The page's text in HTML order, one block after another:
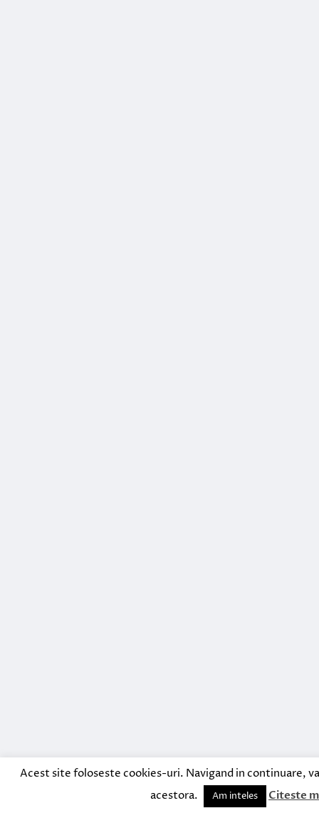
Acest site foloseste cookies-uri. Navigand in continuare,
acestora.
Am inteles Citeste